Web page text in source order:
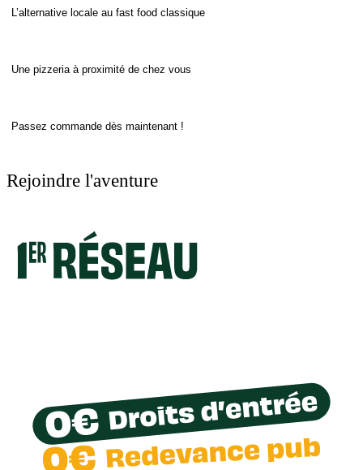
L’alternative locale au fast food classique
Une pizzeria à proximité de chez vous
Passez commande dès maintenant !
Rejoindre l'aventure